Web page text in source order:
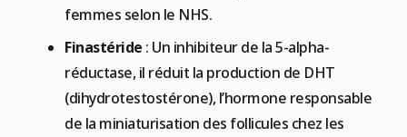
femmes selon le NHS.
Finastéride : Un inhibiteur de la 5-alpha-
réductase, il réduit la production de DHT
(dihydrotestostérone), l’hormone responsable
de la miniaturisation des follicules chez les